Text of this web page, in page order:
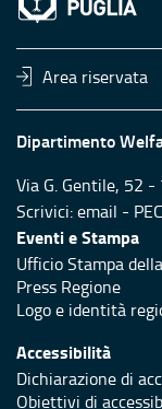
Area riservata
Dipartimento
Via G. Gentile, 52
Scrivici:email - PEC
Eventi e Stampa
Ufficio Stampa
Press Regione
Logo e identità
Accessibilità
Dichiarazione di
Obiettivi di